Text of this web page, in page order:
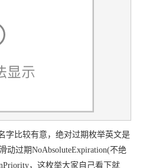
字比较有意，绝对过期枚举英文是
动过期NoAbsoluteExpiration(不绝
，这枚举大家自己看下就